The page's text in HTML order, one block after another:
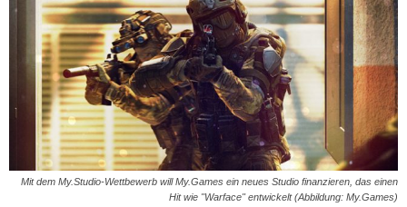
Mit dem My.Studio-Wettbewerb will My.Games ein neues Studio finanzieren, das einen
Hit wie "Warface" entwickelt (Abbildung: My.Games)